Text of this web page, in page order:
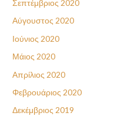
Σεπτέμβριος 2020
Αύγουστος 2020
Ιούνιος 2020
Μάιος 2020
Απρίλιος 2020
Φεβρουάριος 2020
Δεκέμβριος 2019